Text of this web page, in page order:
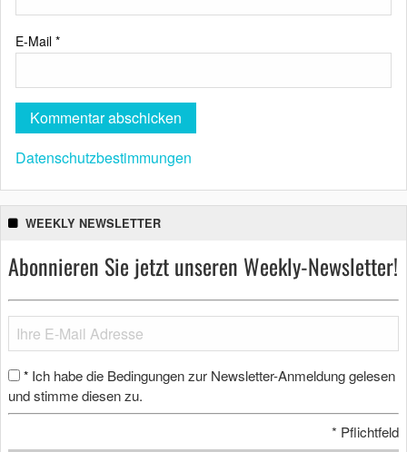
E-Mail *
Datenschutzbestimmungen
WEEKLY NEWSLETTER
Abonnieren Sie jetzt unseren Weekly-Newsletter!
* Ich habe die Bedingungen zur Newsletter-Anmeldung gelesen
und stimme diesen zu.
* Pflichtfeld